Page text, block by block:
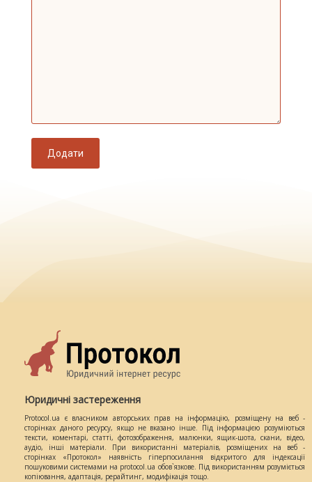
Додати
Юридичні застереження
Protocol.ua є власником авторських прав на інформацію, розміщену на веб -
сторінках даного ресурсу, якщо не вказано інше. Під інформацією розуміються
тексти, коментарі, статті, фотозображення, малюнки, ящик-шота, скани, відео,
аудіо, інші матеріали. При використанні матеріалів, розміщених на веб -
сторінках «Протокол» наявність гіперпосилання відкритого для індексації
пошуковими системами на protocol.ua обов`язкове. Під використанням розуміється
копіювання, адаптація, рерайтинг, модифікація тощо.